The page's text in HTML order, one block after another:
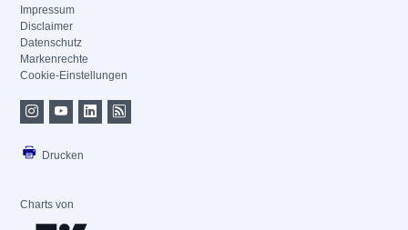
Impressum
Disclaimer
Datenschutz
Markenrechte
Cookie-Einstellungen
Drucken
Charts von